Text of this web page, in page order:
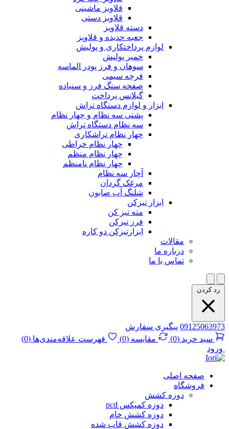
قلاویز ماشینی
قلاویز دستی
دسته قلاویز
جعبه حدیده و قلاویز
لوازم پرداختکاری و پولیش
خمیر پولیش
سوهان و فرز پودر الماسه
فرچه سیمی
صفحه سنگ فرز و سنباده
گیلانس پرداخت
ابزار و لوازم دستگاه تراش
پشتی سه نظام و چهار نظام
سه نظام دستگاه تراش
چهار نظام تراشکاری
چهار نظام خراطی
چهار نظام منظم
چهار نظام نامنظم
آچار سه نظام
مرغک گردان
شلنگ آب صابون
ابزار تیزکن
مته تیز کن
فرز تیزکن
ابزارتیزکن دو کاره
مقالات
درباره ما
تماس با ما
رد کردن
09125063973 پیگیری سفارش
سبد خرید (
0
) مقایسه (
0
) فهرست علاقه‌مندی‌ها (
0
)
ورود
صفحه اصلی
فروشگاه
دوزه کشش
دوزه کمپکس pcd
دوزه کشش خام
دوزه کشش قاب شده